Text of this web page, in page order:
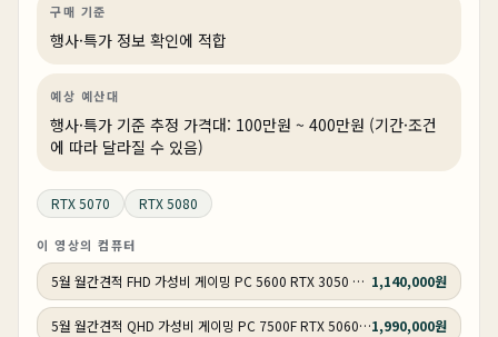
구매 기준
행사·특가 정보 확인에 적합
예상 예산대
행사·특가 기준 추정 가격대: 100만원 ~ 400만원 (기간·조건
에 따라 달라질 수 있음)
RTX 5070 RTX 5080
이 영상의 컴퓨터
5월 월간견적 FHD 가성비 게이밍 PC 5600 RTX 3050 GY505 1,140,000원
5월 월간견적 QHD 가성비 게이밍 PC 7500F RTX 5060 Ti GY5061,990,000원